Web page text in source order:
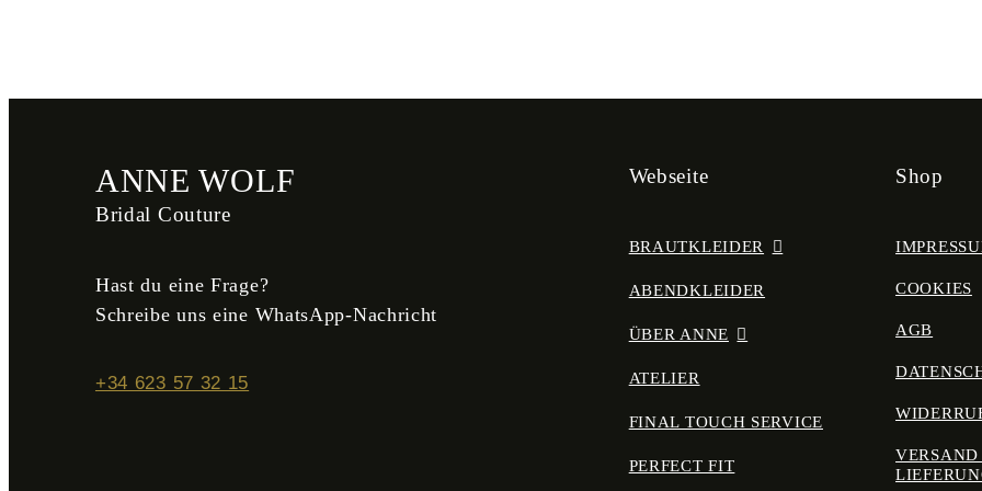
ANNE WOLF
Bridal Couture
Hast du eine Frage?
Schreibe uns eine WhatsApp-Nachricht
+34 623 57 32 15
Webseite
BRAUTKLEIDER
ABENDKLEIDER
ÜBER ANNE
ATELIER
FINAL TOUCH SERVICE
PERFECT FIT
Shop
COOKIES
AGB